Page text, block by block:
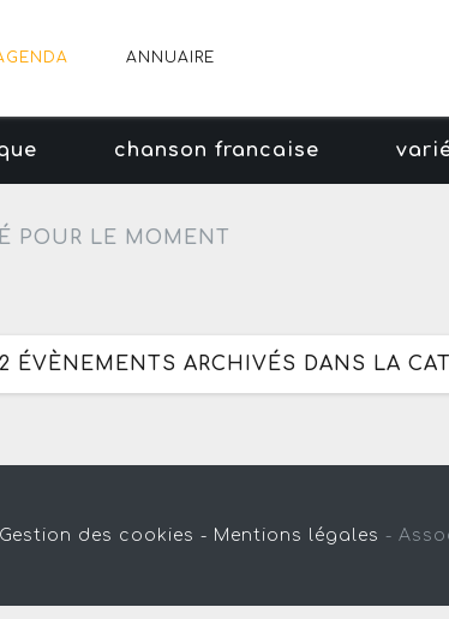
ANNUAIRE
chanson francaise
POUR LE MOMENT
ÉVÈNEMENTS ARCHIVÉS DANS LA
Gestion des cookies - Mentions légales -